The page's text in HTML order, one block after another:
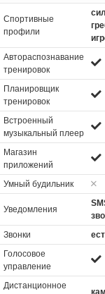
Спортивные
профили
Автораспознавание
тренировок
Планировщик
тренировок
Встроенный
музыкальный плеер
Магазин
приложений
Умный будильник
Уведомления
Звонки
Голосовое
управление
Дистанционное